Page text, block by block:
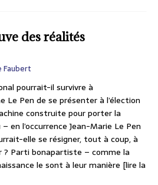
des réalités
Faubert
pourrait-il survivre à
Le Pen de se présenter à l’élection
construite pour porter la
en l’occurrence Jean-Marie Le Pen
elle se résigner, tout à coup, à
? Parti bonapartiste – comme la
le sont à leur manière [lire la